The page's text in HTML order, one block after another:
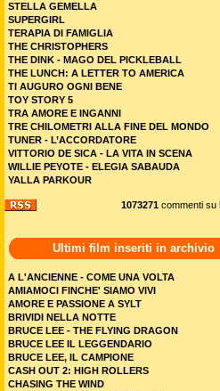
STELLA GEMELLA
SUPERGIRL
TERAPIA DI FAMIGLIA
THE CHRISTOPHERS
THE DINK - MAGO DEL PICKLEBALL
THE LUNCH: A LETTER TO AMERICA
TI AUGURO OGNI BENE
TOY STORY 5
TRA AMORE E INGANNI
TRE CHILOMETRI ALLA FINE DEL MONDO
TUNER - L’ACCORDATORE
VITTORIO DE SICA - LA VITA IN SCENA
WILLIE PEYOTE - ELEGIA SABAUDA
YALLA PARKOUR
1073271 commenti su
Ultimi film inseriti in archivio
A L'ANCIENNE - COME UNA VOLTA
AMIAMOCI FINCHE' SIAMO VIVI
AMORE E PASSIONE A SYLT
BRIVIDI NELLA NOTTE
BRUCE LEE - THE FLYING DRAGON
BRUCE LEE IL LEGGENDARIO
BRUCE LEE, IL CAMPIONE
CASH OUT 2: HIGH ROLLERS
CHASING THE WIND